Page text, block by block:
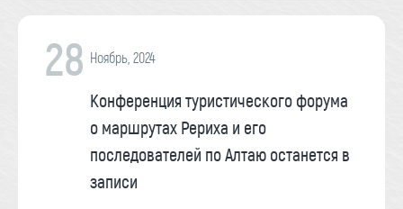
28 Ноябрь, 2024
Конференция туристического форума
о маршрутах Рериха и его
последователей по Алтаю останется в
записи